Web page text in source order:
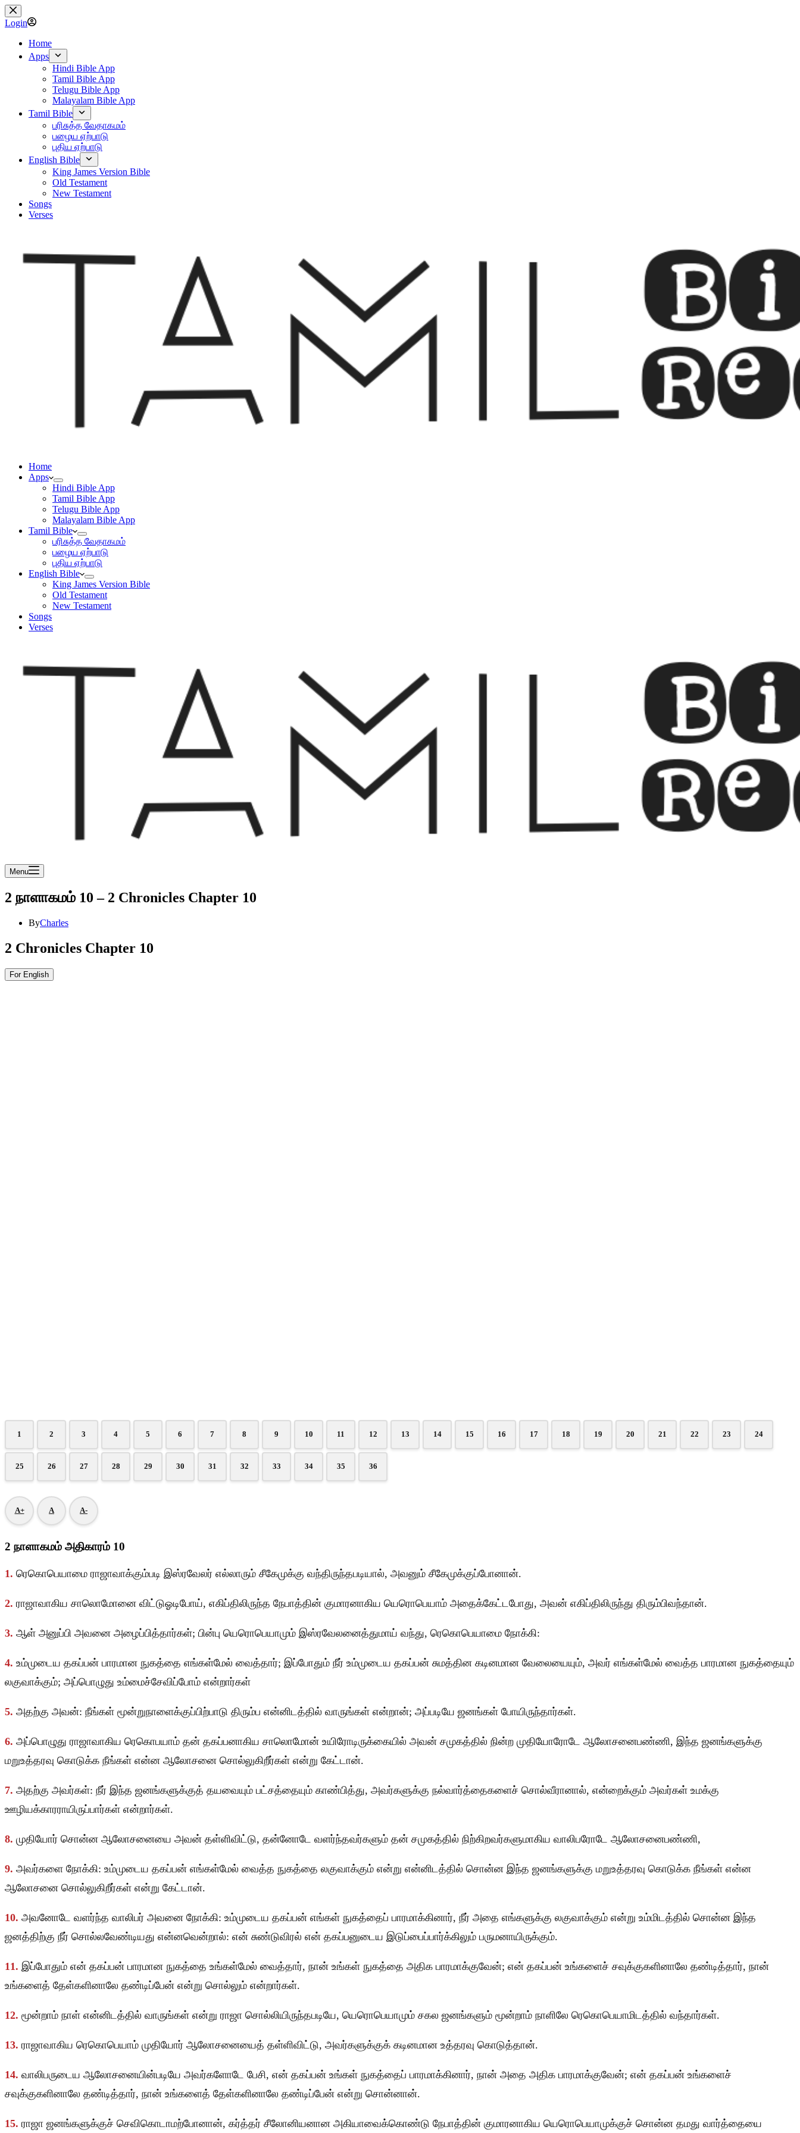
Skip
to
content
Login
Home
Apps
Hindi Bible App
Tamil Bible App
Telugu Bible App
Malayalam Bible App
Tamil Bible
பரிசுத்த வேதாகமம்
பழைய ஏற்பாடு
புதிய ஏற்பாடு
English Bible
King James Version Bible
Old Testament
New Testament
Songs
Verses
Home
Apps
Hindi Bible App
Tamil Bible App
Telugu Bible App
Malayalam Bible App
Tamil Bible
பரிசுத்த வேதாகமம்
பழைய ஏற்பாடு
புதிய ஏற்பாடு
English Bible
King James Version Bible
Old Testament
New Testament
Songs
Verses
Menu
2 நாளாகமம் 10 – 2 Chronicles Chapter 10
ByCharles
2 Chronicles Chapter 10
For English
1 2 3 4 5 6 7 8 9 10 11 12 13 14 15 16 17 18 19 20 21 22 23 24
25 26 27 28 29 30 31 32 33 34 35 36
A+ A A-
2 நாளாகமம் அதிகாரம் 10
1. ரெகொபெயாமை ராஜாவாக்கும்படி இஸ்ரவேலர் எல்லாரும் சீகேமுக்கு வந்திருந்தபடியால், அவனும் சீகேமுக்குப்போனான்.
2. ராஜாவாகிய சாலொமோனை விட்டுஓடிபோய், எகிப்திலிருந்த நேபாத்தின் குமாரனாகிய யெரொபெயாம் அதைக்கேட்டபோது, அவன் எகிப்திலிருந்து திரும்பிவந்தான்.
3. ஆள் அனுப்பி அவனை அழைப்பித்தார்கள்; பின்பு யெரொபெயாமும் இஸ்ரவேலனைத்துமாய் வந்து, ரெகொபெயாமை நோக்கி:
4. உம்முடைய தகப்பன் பாரமான நுகத்தை எங்கள்மேல் வைத்தார்; இப்போதும் நீர் உம்முடைய தகப்பன் சுமத்தின கடினமான வேலையையும், அவர் எங்கள்மேல் வைத்த பாரமான நுகத்தையும்
லகுவாக்கும்; அப்பொழுது உம்மைச்சேவிப்போம் என்றார்கள்
5. அதற்கு அவன்: நீங்கள் மூன்றுநாளைக்குப்பிற்பாடு திரும்ப என்னிடத்தில் வாருங்கள் என்றான்; அப்படியே ஜனங்கள் போயிருந்தார்கள்.
6. அப்பொழுது ராஜாவாகிய ரெகொபயாம் தன் தகப்பனாகிய சாலொமோன் உயிரோடிருக்கையில் அவன் சமுகத்தில் நின்ற முதியோரோடே ஆலோசனைபண்ணி, இந்த ஜனங்களுக்கு
மறுஉத்தரவு கொடுக்க நீங்கள் என்ன ஆலோசனை சொல்லுகிறீர்கள் என்று கேட்டான்.
7. அதற்கு அவர்கள்: நீர் இந்த ஜனங்களுக்குத் தயவையும் பட்சத்தையும் காண்பித்து, அவர்களுக்கு நல்வார்த்தைகளைச் சொல்வீரானால், என்றைக்கும் அவர்கள் உமக்கு
ஊழியக்காரராயிருப்பார்கள் என்றார்கள்.
8. முதியோர் சொன்ன ஆலோசனையை அவன் தள்ளிவிட்டு, தன்னோடே வளர்ந்தவர்களும் தன் சமுகத்தில் நிற்கிறவர்களுமாகிய வாலிபரோடே ஆலோசனைபண்ணி,
9. அவர்களை நோக்கி: உம்முடைய தகப்பன் எங்கள்மேல் வைத்த நுகத்தை லகுவாக்கும் என்று என்னிடத்தில் சொன்ன இந்த ஜனங்களுக்கு மறுஉத்தரவு கொடுக்க நீங்கள் என்ன
ஆலோசனை சொல்லுகிறீர்கள் என்று கேட்டான்.
10. அவனோடே வளர்ந்த வாலிபர் அவனை நோக்கி: உம்முடைய தகப்பன் எங்கள் நுகத்தைப் பாரமாக்கினார், நீர் அதை எங்களுக்கு லகுவாக்கும் என்று உம்மிடத்தில் சொன்ன இந்த
ஜனத்திற்கு நீர் சொல்லவேண்டியது என்னவென்றால்: என் சுண்டுவிரல் என் தகப்பனுடைய இடுப்பைப்பார்க்கிலும் பருமனாயிருக்கும்.
11. இப்போதும் என் தகப்பன் பாரமான நுகத்தை உங்கள்மேல் வைத்தார், நான் உங்கள் நுகத்தை அதிக பாரமாக்குவேன்; என் தகப்பன் உங்களைச் சவுக்குகளினாலே தண்டித்தார், நான்
உங்களைத் தேள்களினாலே தண்டிப்பேன் என்று சொல்லும் என்றார்கள்.
12. மூன்றாம் நாள் என்னிடத்தில் வாருங்கள் என்று ராஜா சொல்லியிருந்தபடியே, யெரொபெயாமும் சகல ஜனங்களும் மூன்றாம் நாளிலே ரெகொபெயாமிடத்தில் வந்தார்கள்.
13. ராஜாவாகிய ரெகொபெயாம் முதியோர் ஆலோசனையைத் தள்ளிவிட்டு, அவர்களுக்குக் கடினமான உத்தரவு கொடுத்தான்.
14. வாலிபருடைய ஆலோசனையின்படியே அவர்களோடே பேசி, என் தகப்பன் உங்கள் நுகத்தைப் பாரமாக்கினார், நான் அதை அதிக பாரமாக்குவேன்; என் தகப்பன் உங்களைச்
சவுக்குகளினாலே தண்டித்தார், நான் உங்களைத் தேள்களினாலே தண்டிப்பேன் என்று சொன்னான்.
15. ராஜா ஜனங்களுக்குச் செவிகொடாமற்போனான், கர்த்தர் சீலோனியனான அகியாவைக்கொண்டு நேபாத்தின் குமாரனாகிய யெரொபெயாமுக்குச் சொன்ன தமது வார்த்தையை